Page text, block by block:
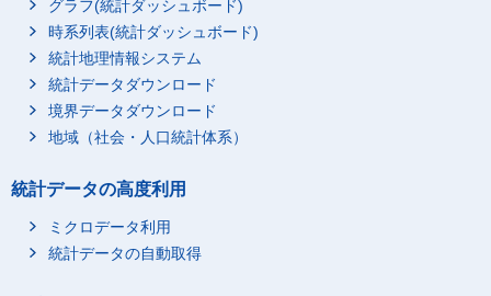
グラフ(統計ダッシュボード)
時系列表(統計ダッシュボード)
統計地理情報システム
統計データダウンロード
境界データダウンロード
地域（社会・人口統計体系）
統計データの高度利用
ミクロデータ利用
統計データの自動取得